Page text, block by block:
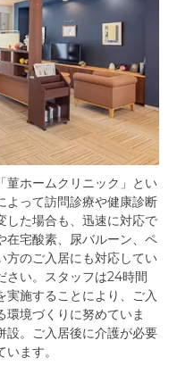
菫ホームクリニック」とい
よって訪問診療や健康診断
した場合も、迅速に対応で
在宅酸素、尿バルーン、ペ
方のご入居にも対応してい
さい。スタッフは24時間
実施することにより、ご入
環境づくりに努めていま
設。ご入居後に介護が必要
ます。